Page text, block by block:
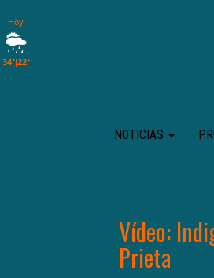
NOTICIAS
Vídeo:
Prieta